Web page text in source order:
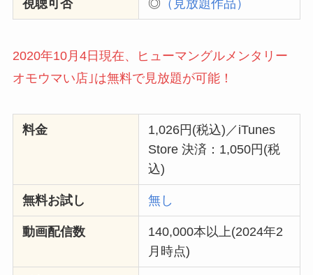
視聴可否 ◎ （見放題作品）
2020年10月4日現在、ヒューマングルメンタリー
オモウマい店｣は無料で見放題が可能！
料金
1,026円(税込)／iTunes
Store 決済：1,050円(税
込)
無料お試し 無し
動画配信数
140,000本以上(2024年2
月時点)